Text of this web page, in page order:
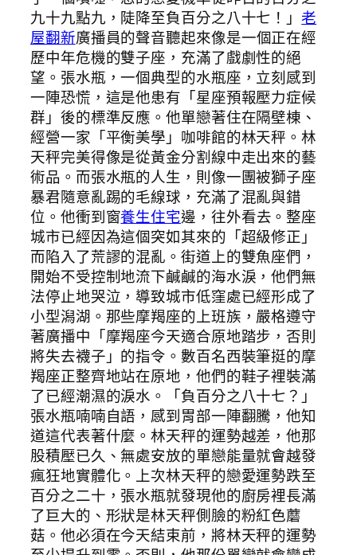
九十九點九，陡降至負百分之八十七！」 老
屋翻新廣播員的聲音聽起來像是一個正在經
歷中年危機的雙子座，充滿了戲劇性的絕
望。張水瓶，一個典型的水瓶座，立刻感到
一陣恐慌，這是他患有「星座預報壓力症候
群」後的標準反應。他單戀著住在隔壁棟、
經營一家「平衡美學」咖啡館的林天秤。林
天秤完美得像是從黃金分割線中走出來的藝
術品。而張水瓶的人生，則像一團被獅子座
暴君隨意亂踢的毛線球，充滿了混亂與錯
位。他衝到窗養生住宅邊，往外看去。整座
城市已經因為這個突如其來的「超級修正」
而陷入了荒謬的混亂。街道上的雙魚座們，
開始不受控制地流下鹹鹹的海水淚，他們無
法停止地哭泣，導致城市低窪處已經形成了
小型潟湖。那些摩羯座的上班族，嚴格遵守
著廣播中「摩羯座今天適合原地踏步，否則
將失去襪子」的指令。數百名西裝筆挺的摩
羯座正整齊地站在原地，他們的鞋子裡裝滿
了已經潮濕的淚水。「負百分之八十七？」
張水瓶喃喃自語，感到胃部一陣翻騰，他知
道這代表著什麼。林天秤的運勢越差，他那
股積壓已久、無處安放的單戀能量就會越發
瘋狂地實體化。上次林天秤的戀愛運勢跌至
百分之二十，張水瓶就發現他的廚房裡長滿
了巨大的、形狀是林天秤側臉的粉紅色蘑
菇。他必須在今天結束前，將林天秤的運勢